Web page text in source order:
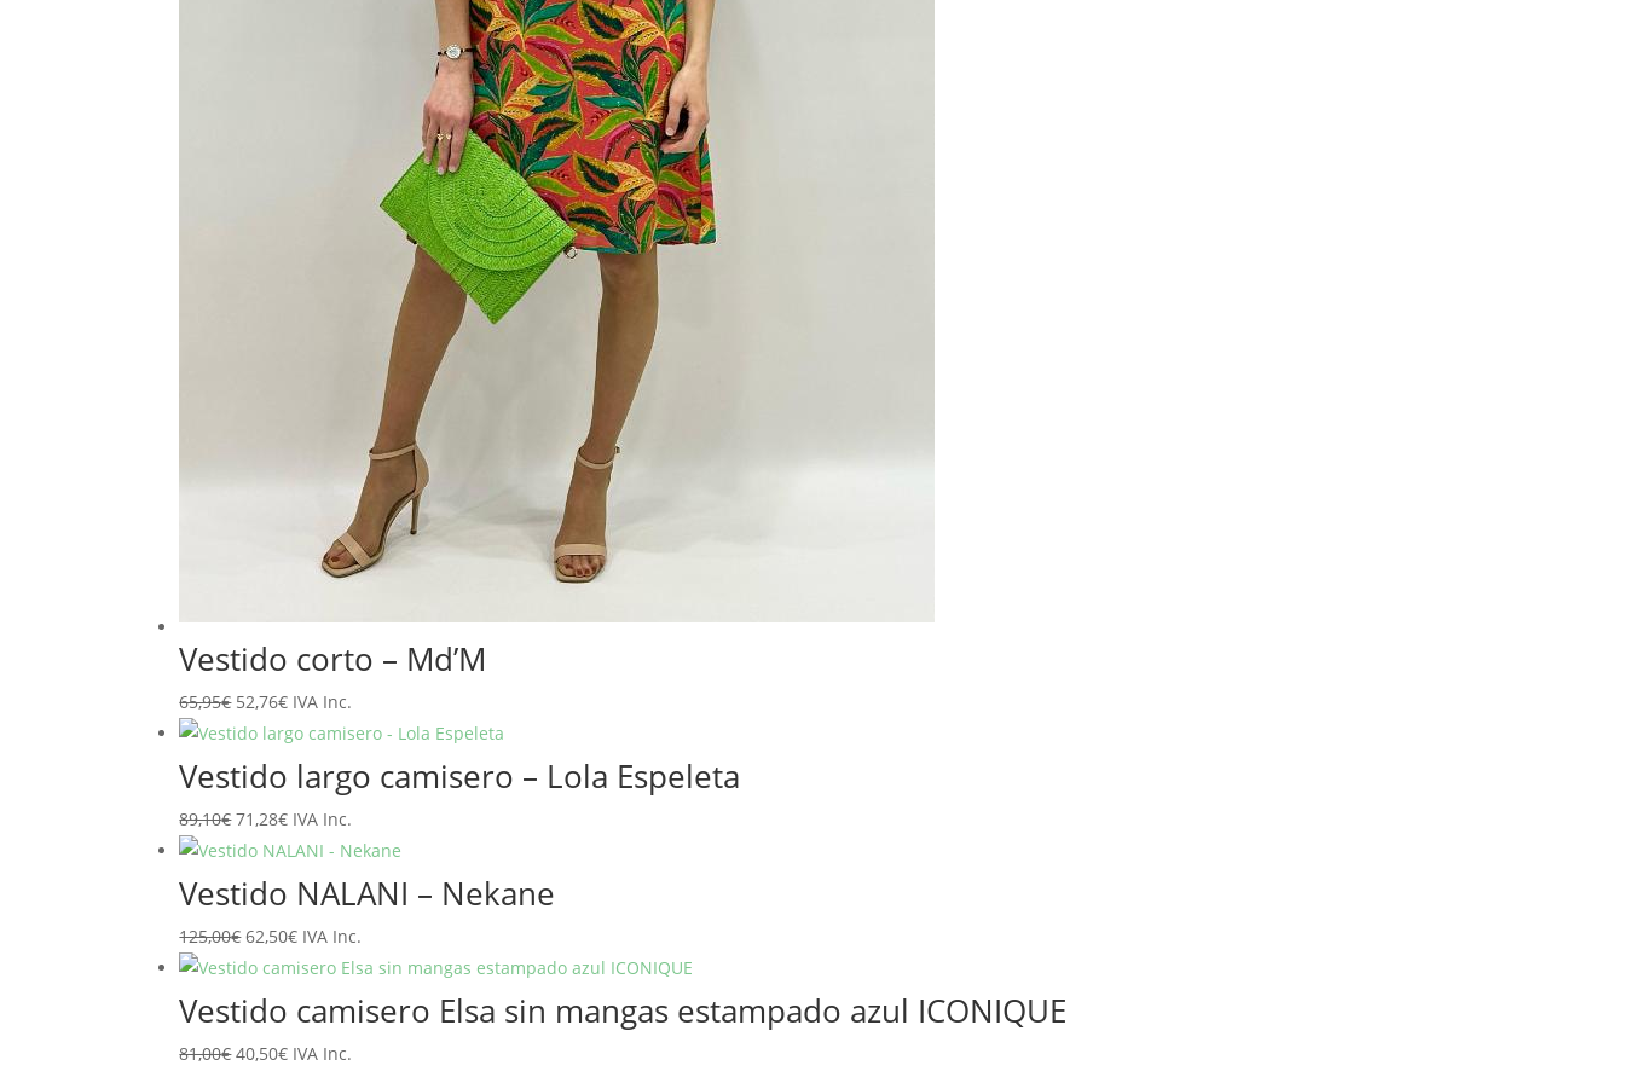
Vestido corto – Md’M
65,95€ El
precio
original
era:
65,95€.
52,76€El
precio
actual
es:
52,76€.
IVA Inc.
Vestido largo camisero – Lola Espeleta
89,10€El
precio
original
era:
89,10€.
71,28€El
precio
actual
es:
71,28€.
IVA Inc.
Vestido NALANI – Nekane
125,00€El
precio
original
era:
125,00€.
62,50€El
precio
es:
62,50€.
IVA Inc.
Vestido camisero Elsa sin mangas estampado azul ICONIQUE
81,00€El
40,50€ElIVA Inc.